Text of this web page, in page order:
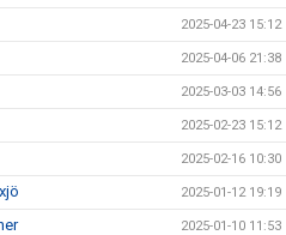
2025-04-23 15:12
2025-04-06 21:38
2025-03-03 14:56
2025-02-23 15:12
2025-02-16 10:30
2025-01-12 19:19
2025-01-10 11:53